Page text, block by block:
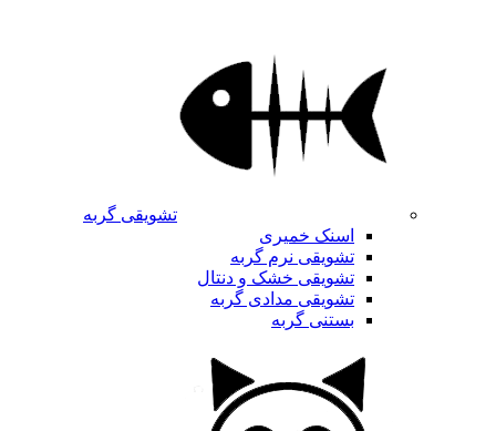
تشویقی گربه
اسنک خمیری
تشویقی نرم گربه
تشویقی خشک و دنتال
تشویقی مدادی گربه
بستنی گربه